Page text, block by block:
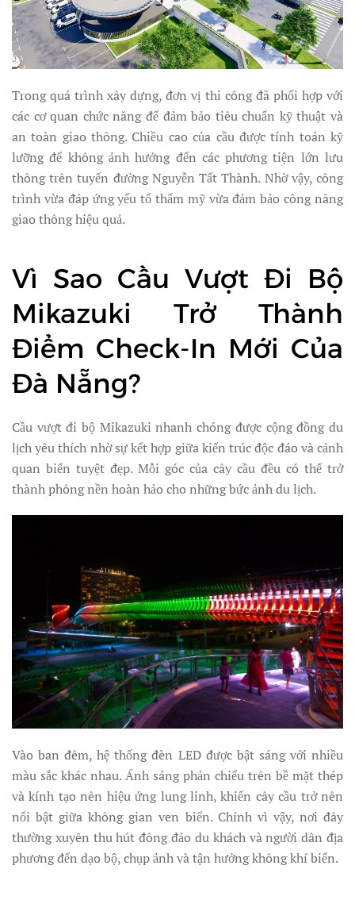
Trong quá trình xây dựng, đơn vị thi công đã phối hợp với
các cơ quan chức năng để đảm bảo tiêu chuẩn kỹ thuật và
an toàn giao thông. Chiều cao của cầu được tính toán kỹ
lưỡng để không ảnh hưởng đến các phương tiện lớn lưu
thông trên tuyến đường Nguyễn Tất Thành. Nhờ vậy, công
trình vừa đáp ứng yếu tố thẩm mỹ vừa đảm bảo công năng
giao thông hiệu quả.
Vì Sao Cầu Vượt Đi Bộ
Mikazuki Trở Thành
Điểm Check-In Mới Của
Đà Nẵng?
Cầu vượt đi bộ Mikazuki nhanh chóng được cộng đồng du
lịch yêu thích nhờ sự kết hợp giữa kiến trúc độc đáo và cảnh
quan biển tuyệt đẹp. Mỗi góc của cây cầu đều có thể trở
thành phông nền hoàn hảo cho những bức ảnh du lịch.
Vào ban đêm, hệ thống đèn LED được bật sáng với nhiều
màu sắc khác nhau. Ánh sáng phản chiếu trên bề mặt thép
và kính tạo nên hiệu ứng lung linh, khiến cây cầu trở nên
nổi bật giữa không gian ven biển. Chính vì vậy, nơi đây
thường xuyên thu hút đông đảo du khách và người dân địa
phương đến dạo bộ, chụp ảnh và tận hưởng không khí biển.